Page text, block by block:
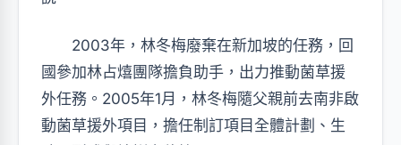
2003年，林冬梅廢棄在新加坡的任務，回
國參加林占熺團隊擔負助手，出力推動菌草援
外任務。2005年1月，林冬梅隨父親前去南非啟
動菌草援外項目，擔任制訂項目全體計劃、生